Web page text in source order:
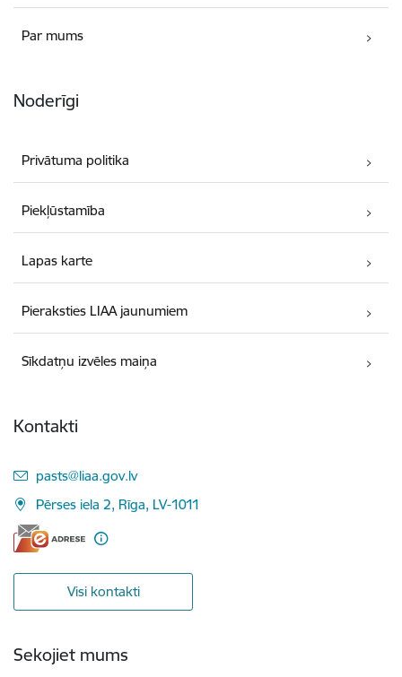
Par mums
Noderīgi
Privātuma politika
Piekļūstamība
Lapas karte
Pieraksties LIAA jaunumiem
Sīkdatņu izvēles maiņa
Kontakti
E-pasts:
pasts@liaa.gov.lv
Pērses iela 2, Rīga, LV-1011
Visi kontakti
Sekojiet mums